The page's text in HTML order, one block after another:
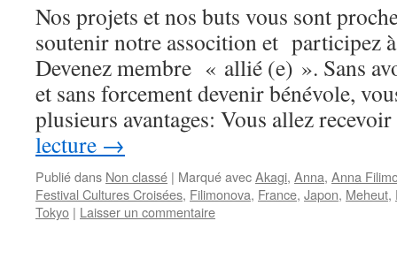
Nos projets et nos buts vous sont
soutenir notre assocition et participez
Devenez membre « allié (e) ». Sans
et sans forcement devenir bénévole,
plusieurs avantages: Vous allez
lecture →
Publié dans Non classé | Marqué avecAkagi, Anna, Anna
Festival Cultures Croisées, Filimonova, France, Japon, Meheut,
Tokyo | Laisser un commentaire